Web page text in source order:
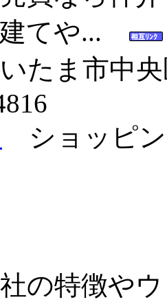
てや...
たま市中
ショッピン
の特徴や